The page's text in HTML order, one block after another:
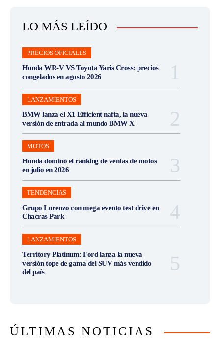
LO MÁS LEÍDO
PRECIOS OFICIALES
Honda WR-V VS Toyota Yaris Cross: precios
congelados en agosto 2026
LANZAMIENTOS
BMW lanza el X1 Efficient nafta, la nueva
versión de entrada al mundo BMW X
MOTOS
Honda dominó el ranking de ventas de motos
en julio en 2026
TENDENCIAS
Grupo Lorenzo con mega evento test drive en
Chacras Park
LANZAMIENTOS
Territory Platinum: Ford lanza la nueva
versión tope de gama del SUV más vendido
del país
ÚLTIMAS NOTICIAS